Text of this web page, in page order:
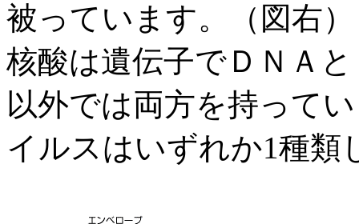
被っています。（図右）
核酸は遺伝子でＤＮＡ
以外では両方を持って
イルスはいずれか1種類